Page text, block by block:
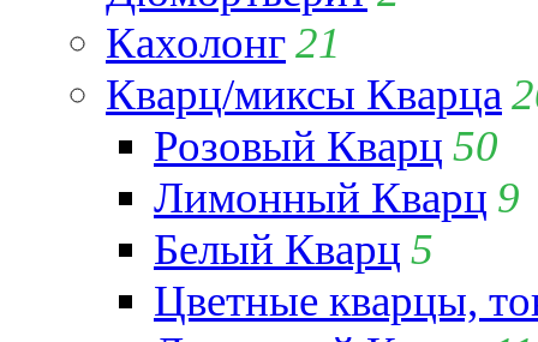
Кахолонг21
Кварц/миксы Кварца
Розовый Кварц 50
Лимонный Кварц 9
Белый Кварц 5
Цветные кварцы,